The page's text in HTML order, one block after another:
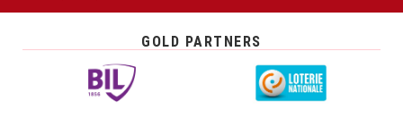
GOLD PARTNERS